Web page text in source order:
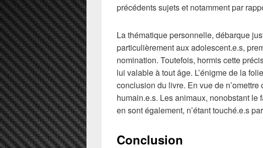
précédents sujets et notamment par
La thématique personnelle, débarque
particulièrement aux adolescent.e.s,
nomination. Toutefois, hormis cette
lui valable à tout âge. L’énigme de la
conclusion du livre. En vue de
humain.e.s. Les animaux, nonobstant
en sont également, n’étant touché.e.s
Conclusion